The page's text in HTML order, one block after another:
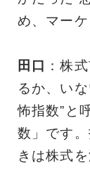
め、マー
田口
：株
るか、い
怖指数”と
数」です
きは株式